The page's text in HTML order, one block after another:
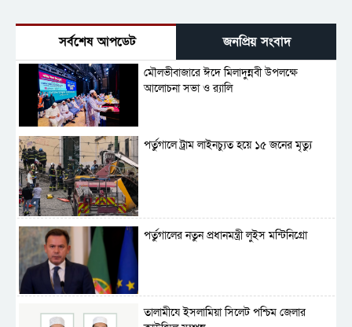
সর্বশেষ আপডেট জনপ্রিয় সংবাদ
মৌলভীবাজারে ঈদে মিলাদুন্নবী উপলক্ষে
আলোচনা সভা ও র‍্যালি
পর্তুগালে ট্রাম লাইনচ্যুত হয়ে ১৫ জনের মৃত্যু
পর্তুগালের নতুন প্রধানমন্ত্রী লুইস মন্টিনিগ্রো
‎তালামীযে ইসলামিয়া সিলেট পশ্চিম জেলার